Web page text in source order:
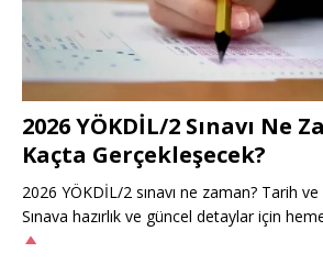
2026 YÖKDİL/2 Sınavı Ne
Kaçta Gerçekleşecek?
2026 YÖKDİL/2 sınavı ne zaman? Tarih
Sınava hazırlık ve güncel detaylar için